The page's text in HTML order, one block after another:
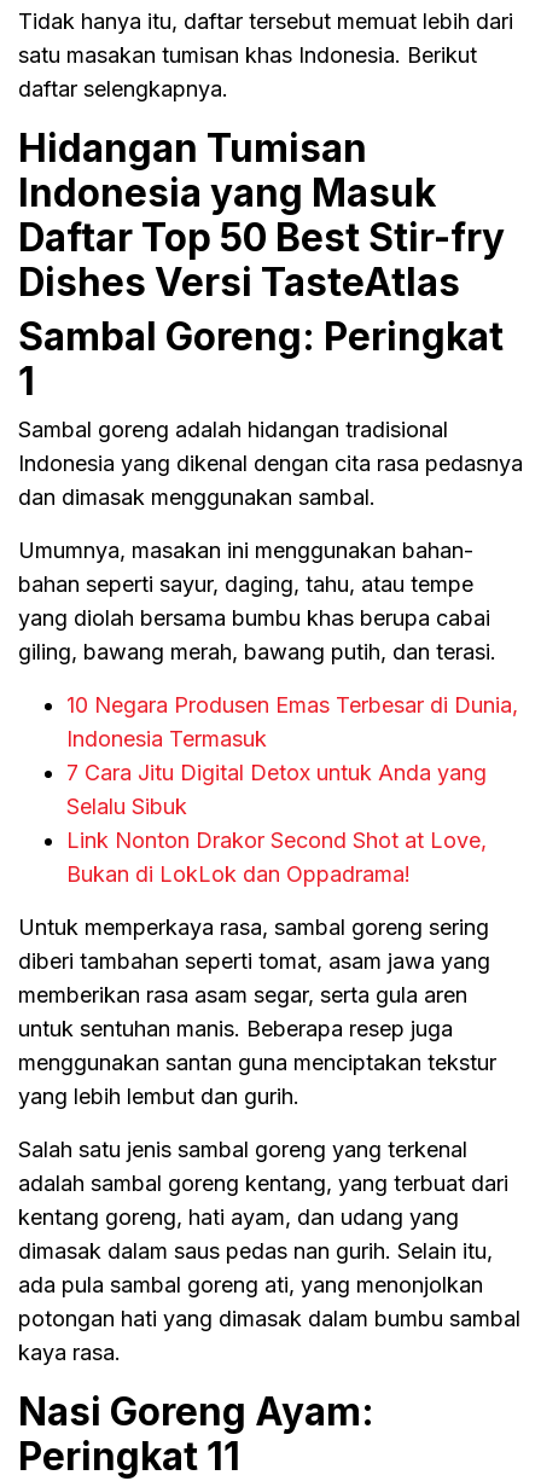
Tidak hanya itu, daftar tersebut memuat lebih dari
satu masakan tumisan khas Indonesia. Berikut
daftar selengkapnya.
Hidangan Tumisan
Indonesia yang Masuk
Daftar Top 50 Best Stir-fry
Dishes Versi TasteAtlas
Sambal Goreng: Peringkat
1
Sambal goreng adalah hidangan tradisional
Indonesia yang dikenal dengan cita rasa pedasnya
dan dimasak menggunakan sambal.
Umumnya, masakan ini menggunakan bahan-
bahan seperti sayur, daging, tahu, atau tempe
yang diolah bersama bumbu khas berupa cabai
giling, bawang merah, bawang putih, dan terasi.
10 Negara Produsen Emas Terbesar di Dunia,
Indonesia Termasuk
7 Cara Jitu Digital Detox untuk Anda yang
Selalu Sibuk
Link Nonton Drakor Second Shot at Love,
Bukan di LokLok dan Oppadrama!
Untuk memperkaya rasa, sambal goreng sering
diberi tambahan seperti tomat, asam jawa yang
memberikan rasa asam segar, serta gula aren
untuk sentuhan manis. Beberapa resep juga
menggunakan santan guna menciptakan tekstur
yang lebih lembut dan gurih.
Salah satu jenis sambal goreng yang terkenal
adalah sambal goreng kentang, yang terbuat dari
kentang goreng, hati ayam, dan udang yang
dimasak dalam saus pedas nan gurih. Selain itu,
ada pula sambal goreng ati, yang menonjolkan
potongan hati yang dimasak dalam bumbu sambal
kaya rasa.
Nasi Goreng Ayam:
Peringkat 11